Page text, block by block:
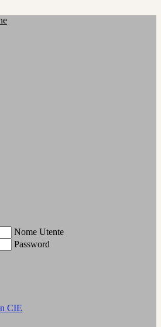
Nome Utente
Password
CIE